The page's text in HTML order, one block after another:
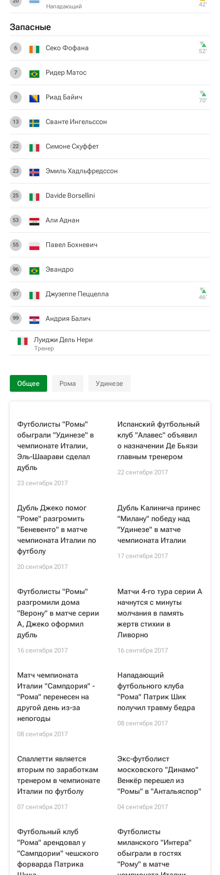
Нападающий 42‎’‎
Запасные
6 Секо Фофана 52‎’‎
7 Ридер Матос
9 Риад Байич 70‎’‎
13 Сванте Ингельссон
22 Симоне Скуффет
23 Эмиль Хадльфредссон
25 Davide Borsellini
53 Али Аднан
55 Павел Бохневич
96 Эвандро
97 Джузеппе Пеццелла 46‎’‎
99 Андрия Балич
Луиджи Дель Нери
Тренер
Общее Рома Удинезе
Футболисты "Ромы"
обыграли "Удинезе" в
чемпионате Италии,
Эль-Шаарави сделал
дубль
23 сентября 2017
Испанский футбольный
клуб "Алавес" объявил
о назначении Де Бьязи
главным тренером
22 сентября 2017
Дубль Джеко помог
"Роме" разгромить
"Беневенто" в матче
чемпионата Италии по
футболу
20 сентября 2017
Дубль Калинича принес
"Милану" победу над
"Удинезе" в матче
чемпионата Италии
17 сентября 2017
Футболисты "Ромы"
разгромили дома
"Верону" в матче серии
А, Джеко оформил
дубль
16 сентября 2017
Матчи 4-го тура серии А
начнутся с минуты
молчания в память
жертв стихии в
Ливорно
16 сентября 2017
Матч чемпионата
Италии "Сампдория" -
"Рома" перенесен на
другой день из-за
непогоды
08 сентября 2017
Нападающий
футбольного клуба
"Рома" Патрик Шик
получил травму бедра
08 сентября 2017
Спаллетти является
вторым по заработкам
тренером в чемпионате
Италии по футболу
07 сентября 2017
Экс-футболист
московского "Динамо"
Венкёр перешел из
"Ромы" в "Антальяспор"
04 сентября 2017
Футбольный клуб
"Рома" арендовал у
"Сампдории" чешского
форварда Патрика
Футболисты
миланского "Интера"
обыграли в гостях
"Рому" в матче